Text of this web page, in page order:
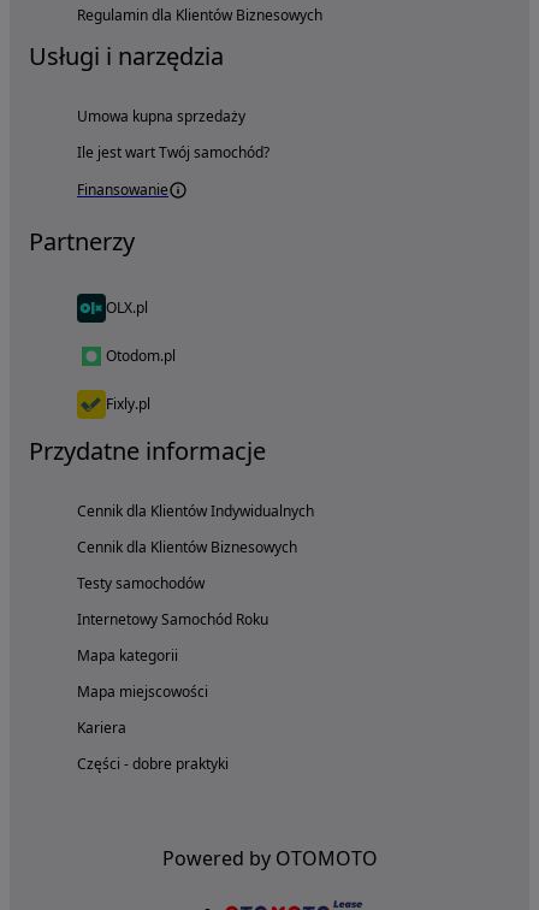
Regulamin dla Klientów Biznesowych
Usługi i narzędzia
Umowa kupna sprzedaży
Ile jest wart Twój samochód?
Finansowanie
Partnerzy
OLX.pl
Otodom.pl
Fixly.pl
Przydatne informacje
Cennik dla Klientów Indywidualnych
Cennik dla Klientów Biznesowych
Testy samochodów
Internetowy Samochód Roku
Mapa kategorii
Mapa miejscowości
Kariera
Części - dobre praktyki
Powered by OTOMOTO